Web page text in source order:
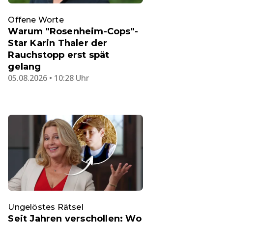
Offene Worte
Warum "Rosenheim-Cops"-
Star Karin Thaler der
Rauchstopp erst spät
gelang
05.08.2026 • 10:28 Uhr
Ungelöstes Rätsel
Seit Jahren verschollen: Wo